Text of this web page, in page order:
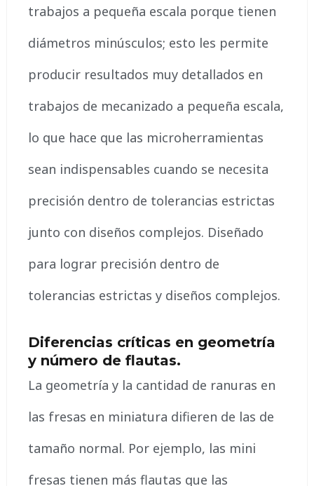
trabajos a pequeña escala porque tienen
diámetros minúsculos; esto les permite
producir resultados muy detallados en
trabajos de mecanizado a pequeña escala,
lo que hace que las microherramientas
sean indispensables cuando se necesita
precisión dentro de tolerancias estrictas
junto con diseños complejos. Diseñado
para lograr precisión dentro de
tolerancias estrictas y diseños complejos.
Diferencias críticas en geometría
y número de flautas.
La geometría y la cantidad de ranuras en
las fresas en miniatura difieren de las de
tamaño normal. Por ejemplo, las mini
fresas tienen más flautas que las